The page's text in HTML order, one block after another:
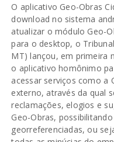
O aplicativo Geo-Obras
download no sistema
atualizar o módulo Geo-
para o desktop, o
MT) lançou, em primeira
o aplicativo homônimo
acessar serviços como a
externo, através da qual
reclamações, elogios e
Geo-Obras,
georreferenciadas, ou